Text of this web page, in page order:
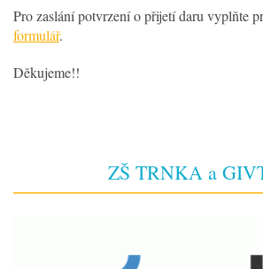
Pro zaslání potvrzení o přijetí daru vyplňte
formulář.
Děkujeme!!
ZŠ TRNKA a